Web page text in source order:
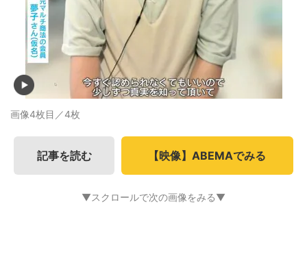
画像4枚目／4枚
記事を読む 【映像】ABEMAでみる
▼スクロールで次の画像をみる▼